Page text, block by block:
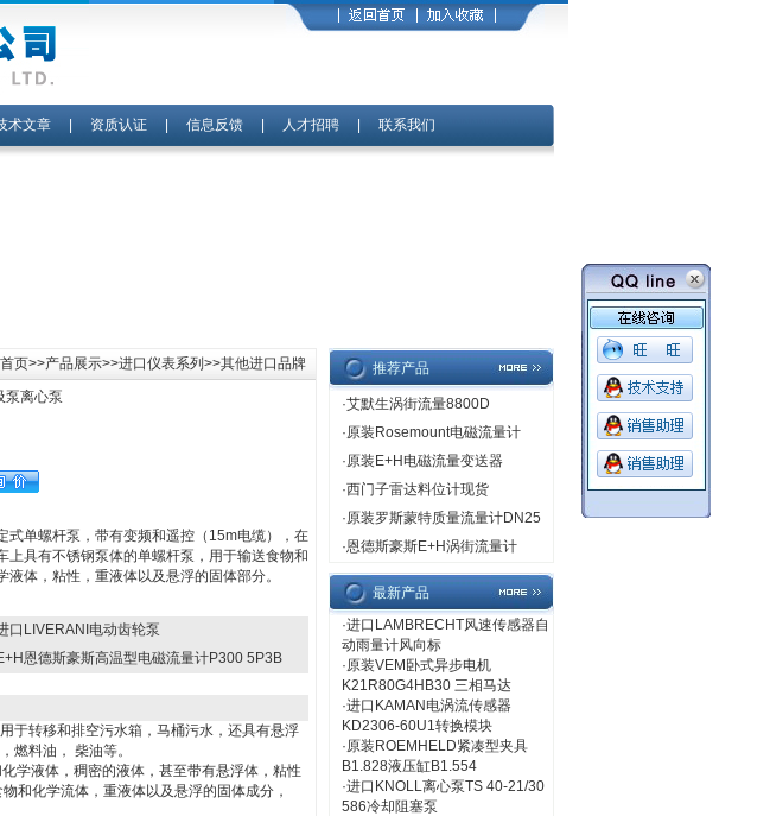
术文章| 资质认证| 信息反馈| 人才招聘| 联系我们
首页>>产品展示>>进口仪表系列 >>其他进口品牌
泵离心泵
式单螺杆泵，带有变频和遥控（15m电缆），在
上具有不锈钢泵体的单螺杆泵，用于输送食物和
液体，粘性，重液体以及悬浮的固体部分。
口LIVERANI电动齿轮泵
恩德斯豪斯高温型电磁流量计P300 5P3B
于转移和排空污水箱，马桶污水，还具有悬浮
燃料油， 柴油等。
学液体，稠密的液体，甚至带有悬浮体，粘性
和化学流体，重液体以及悬浮的固体成分，
推荐产品
·艾默生涡街流量8800D
·原装Rosemount电磁流量计
·原装E+H电磁流量变送器
·西门子雷达料位计现货
·原装罗斯蒙特质量流量计DN25
·恩德斯豪斯E+H涡街流量计
最新产品
·进口LAMBRECHT风速传感器自
动雨量计风向标
·原装VEM卧式异步电机
K21R80G4HB30 三相马达
·进口KAMAN电涡流传感器
KD2306-60U1转换模块
·原装ROEMHELD紧凑型夹具
B1.828液压缸B1.554
·进口KNOLL离心泵TS 40-21/30
586冷却阻塞泵